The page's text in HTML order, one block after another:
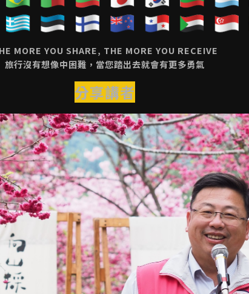
MORE YOU SHARE, THE MORE YOU RECEIVE
旅行沒有想像中困難，當您踏出去就會有更多勇氣
分享講者